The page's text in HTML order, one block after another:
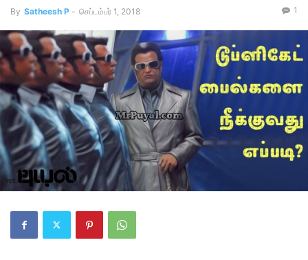
By Satheesh P - செப்டம்பர் 1, 2018 1